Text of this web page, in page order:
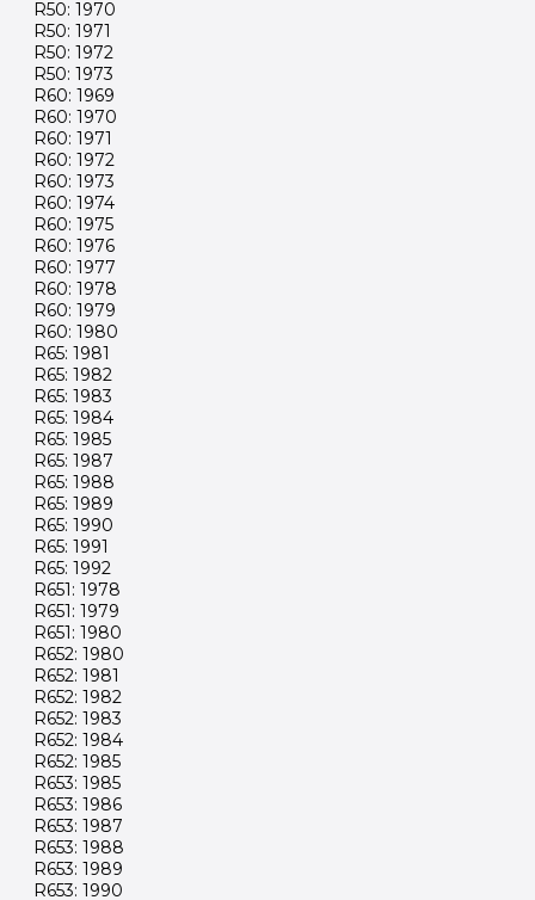
R50: 1970
R50: 1971
R50: 1972
R50: 1973
R60: 1969
R60: 1970
R60: 1971
R60: 1972
R60: 1973
R60: 1974
R60: 1975
R60: 1976
R60: 1977
R60: 1978
R60: 1979
R60: 1980
R65: 1981
R65: 1982
R65: 1983
R65: 1984
R65: 1985
R65: 1987
R65: 1988
R65: 1989
R65: 1990
R65: 1991
R65: 1992
R651: 1978
R651: 1979
R651: 1980
R652: 1980
R652: 1981
R652: 1982
R652: 1983
R652: 1984
R652: 1985
R653: 1985
R653: 1986
R653: 1987
R653: 1988
R653: 1989
R653: 1990